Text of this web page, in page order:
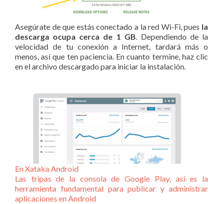
Asegúrate de que estás conectado a la red Wi-Fi, pues la
descarga ocupa cerca de 1 GB. Dependiendo de la
velocidad de tu conexión a Internet, tardará más o
menos, así que ten paciencia. En cuanto termine, haz clic
en el archivo descargado para iniciar la instalación.
En Xataka Android
Las tripas de la consola de Google Play, así es la
herramienta fundamental para publicar y administrar
aplicaciones en Android